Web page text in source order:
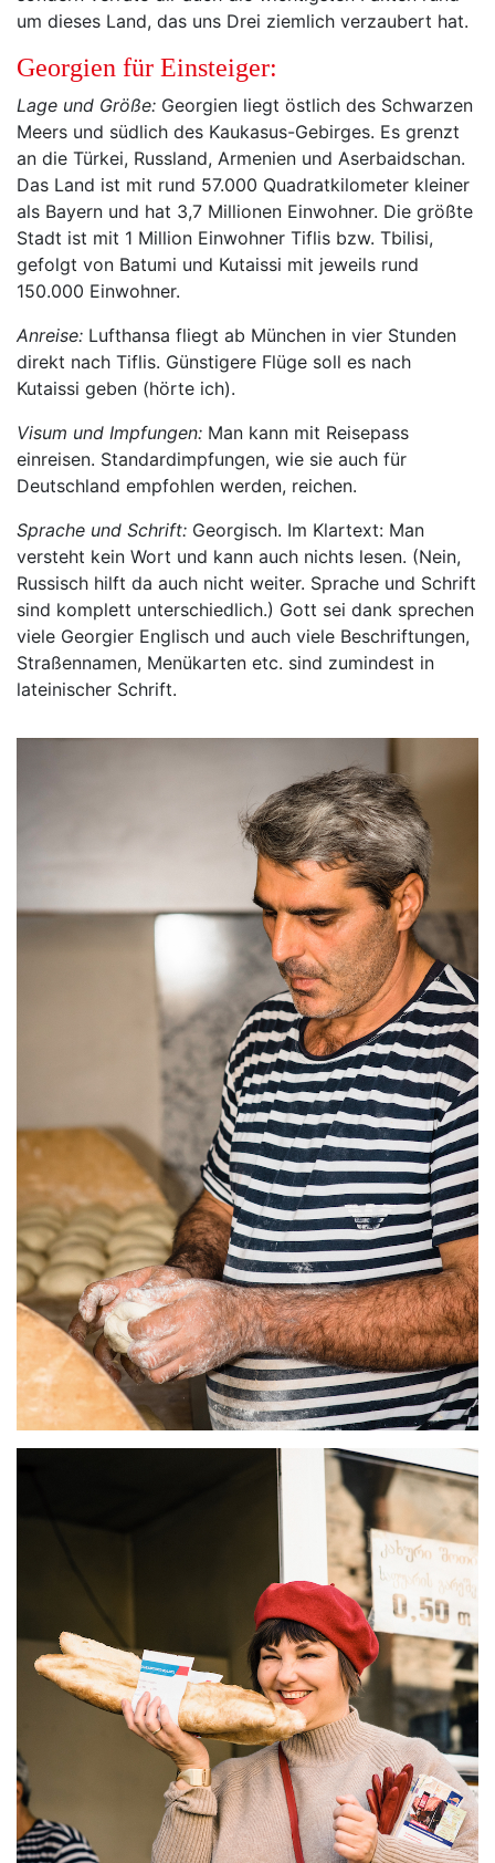
um dieses Land, das uns Drei ziemlich verzaubert hat.
Georgien für Einsteiger:
Lage und Größe: Georgien liegt östlich des Schwarzen
Meers und südlich des Kaukasus-Gebirges. Es grenzt
an die Türkei, Russland, Armenien und Aserbaidschan.
Das Land ist mit rund 57.000 Quadratkilometer kleiner
als Bayern und hat 3,7 Millionen Einwohner. Die größte
Stadt ist mit 1 Million Einwohner Tiflis bzw. Tbilisi,
gefolgt von Batumi und Kutaissi mit jeweils rund
150.000 Einwohner.
Anreise: Lufthansa fliegt ab München in vier Stunden
direkt nach Tiflis. Günstigere Flüge soll es nach
Kutaissi geben (hörte ich).
Visum und Impfungen: Man kann mit Reisepass
einreisen. Standardimpfungen, wie sie auch für
Deutschland empfohlen werden, reichen.
Sprache und Schrift: Georgisch. Im Klartext: Man
versteht kein Wort und kann auch nichts lesen. (Nein,
Russisch hilft da auch nicht weiter. Sprache und Schrift
sind komplett unterschiedlich.) Gott sei dank sprechen
viele Georgier Englisch und auch viele Beschriftungen,
Straßennamen, Menükarten etc. sind zumindest in
lateinischer Schrift.